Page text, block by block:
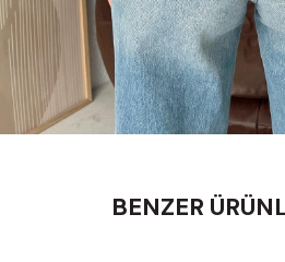
BENZER